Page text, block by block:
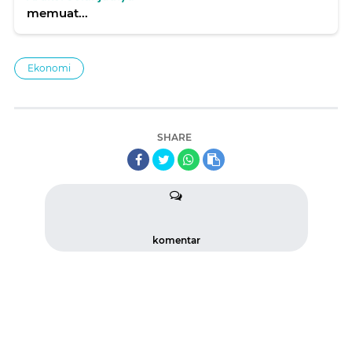
memuat...
Ekonomi
SHARE
komentar